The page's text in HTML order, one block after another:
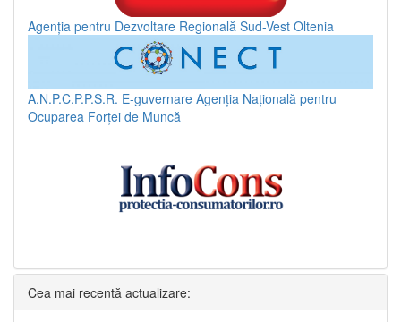
Agenția pentru Dezvoltare Regională Sud-Vest Oltenia
A.N.P.C.P.P.S.R. E-guvernare Agenția Națională pentru
Ocuparea Forței de Muncă
Cea mai recentă actualizare: